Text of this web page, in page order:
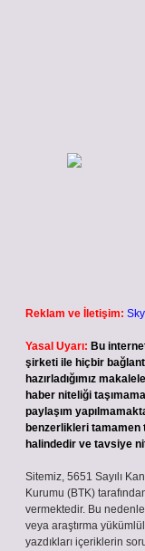
Reklam ve İletişim:
Yasal Uyarı: Bu
şirketi ile hiçbir
hazırladığımız
haber niteliği
paylaşım
benzerlikleri
halindedir ve tavsiye
Sitemiz, 5651 Sayılı
Kurumu (BTK)
vermektedir. Bu
veya araştırma
yazdıkları içeriklerin